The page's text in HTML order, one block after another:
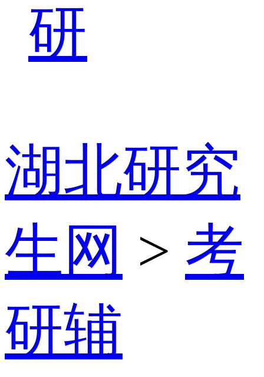
研
湖北研究
生网 > 考
研辅